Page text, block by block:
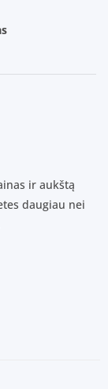
ir aukštą
daugiau nei